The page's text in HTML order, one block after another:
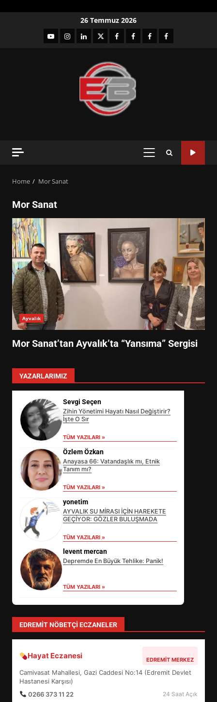
26 Temmuz 2026
YouTubeInstagram
LinkedIntwitterfacebook-Facebook-
Facebook-Facebook-
PRIMARY
Home Mor Sanat
Mor Sanat
Ayvalık
Mor Sanat’tan Ayvalık’ta “Yansıma” Sergisi
YAZARLARIMIZ
Sevgi Seçen
Zihin Yönetimi Hayatı Nasıl Değiştirir?
İşte O Sır
TÜM YAZILARI »
Özlem Özkan
Anayasa 66: Vatandaşlık mı, Etnik
Tanım mı?
TÜM YAZILARI »
yonetim
AYVALIK SU MİRASI İÇİN HAREKETE
GEÇİYOR: GÖZLER BULUŞMADA
TÜM YAZILARI »
levent mercan
Depremde En Büyük Tehlike: Panik!
TÜM YAZILARI »
EDREMIT NÖBETÇI ECZANELER
Hayat Eczanesi EDREMIT MERKEZ
Camivasat Mahallesi, Gazi Caddesi No:14 (Edremit Devlet
Hastanesi Karşısı)
0266 373 11 22
24 Saat Açık
3
EİB’DE KRİTİK ATAMA:
SÜRDÜRÜLEBİLİRLİKTE NE
4
EDREMİT’İN GURURU TÜRKİYE
FİNALİNDE NE BAŞARDI?